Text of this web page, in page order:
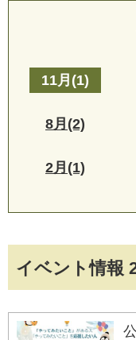
イベント情報
11月(1)
8月(2)
2月(1)